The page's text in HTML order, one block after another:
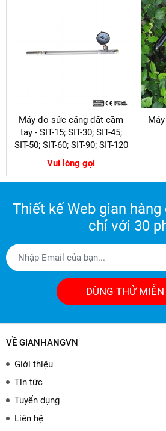
Máy đo sức căng đất cầm
tay - SIT-15; SIT-30; SIT-45;
SIT-50; SIT-60; SIT-90; SIT-120
Vui lòng gọi
Thiết kế Web gian
chỉ với 30
DÙNG THỬ
VỀ GIANHANGVN
Giới thiệu
Tin tức
Tuyển dụng
Liên hệ